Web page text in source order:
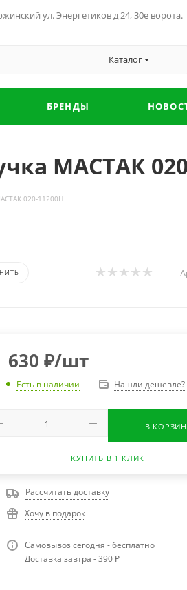
ул. Энергетиков д 24, 30е ворота.
Каталог
БРЕНДЫ
МАСТАК
020-11200H
630 ₽/шт
Есть в наличии Нашли дешевле?
В
КУПИТЬ В 1 КЛИК
Рассчитать доставку
Хочу в подарок
Самовывоз сегодня - бесплатно
Доставка завтра - 390 ₽